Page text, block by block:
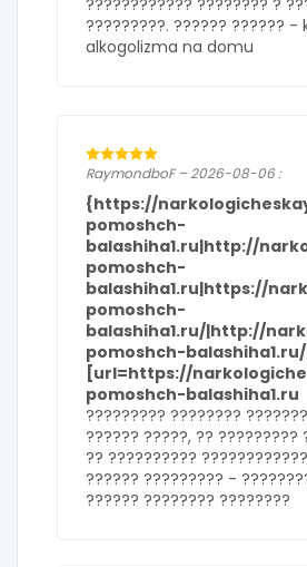
???????????? ???????? ?
?????????. ?????? ?????? -
alkogolizma na domu
RaymondboF – 2026-08-06 :
{https://
pomoshch-
balashiha1.ru|http://
pomoshch-
balashiha1.ru|https://
pomoshch-
balashiha1.ru/|http://
pomoshch-
[url=https://
pomoshch-balashiha1.ru
????????? ????????
?????? ?????, ?? ?????????
?? ??????????
?????? ????????? -
?????? ???????? ????????